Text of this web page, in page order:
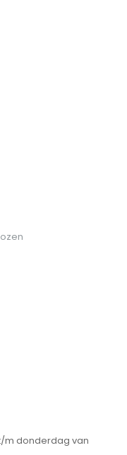
m donderdag van